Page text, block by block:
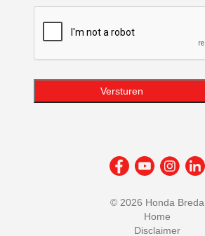
Versturen
© 2026 Honda Breda
Home
Disclaimer